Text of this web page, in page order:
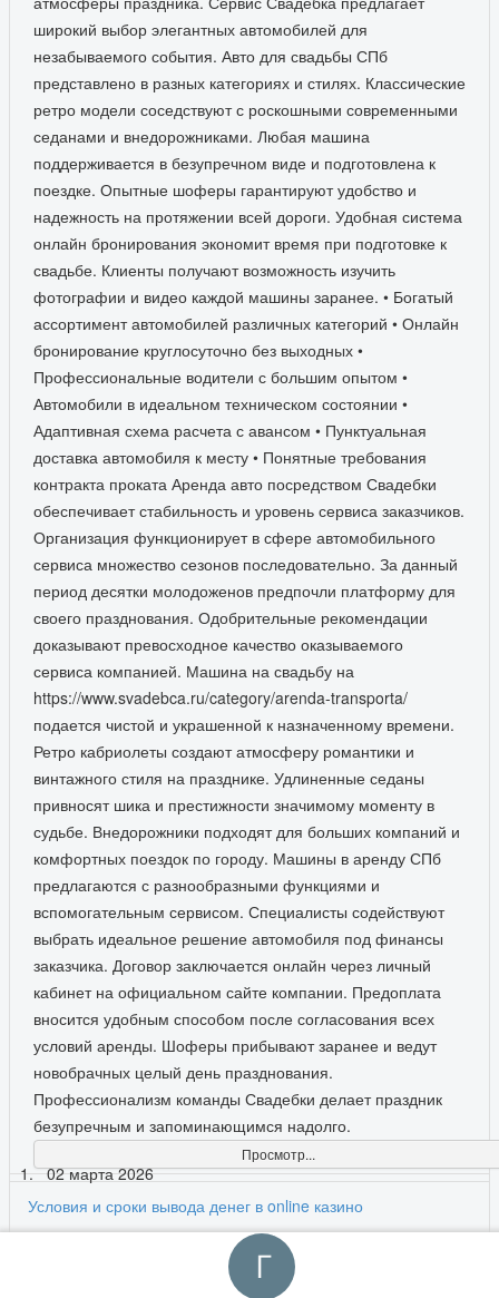
широкий выбор элегантных автомобилей для
незабываемого события. Авто для свадьбы СПб
представлено в разных категориях и стилях. Классические
ретро модели соседствуют с роскошными современными
седанами и внедорожниками. Любая машина
поддерживается в безупречном виде и подготовлена к
поездке. Опытные шоферы гарантируют удобство и
надежность на протяжении всей дороги. Удобная система
онлайн бронирования экономит время при подготовке к
свадьбе. Клиенты получают возможность изучить
фотографии и видео каждой машины заранее. • Богатый
ассортимент автомобилей различных категорий • Онлайн
бронирование круглосуточно без выходных •
Профессиональные водители с большим опытом •
Автомобили в идеальном техническом состоянии •
Адаптивная схема расчета с авансом • Пунктуальная
доставка автомобиля к месту • Понятные требования
контракта проката Аренда авто посредством Свадебки
обеспечивает стабильность и уровень сервиса заказчиков.
Организация функционирует в сфере автомобильного
сервиса множество сезонов последовательно. За данный
период десятки молодоженов предпочли платформу для
своего празднования. Одобрительные рекомендации
доказывают превосходное качество оказываемого
сервиса компанией. Машина на свадьбу на
https://www.svadebca.ru/category/arenda-transporta/
подается чистой и украшенной к назначенному времени.
Ретро кабриолеты создают атмосферу романтики и
винтажного стиля на празднике. Удлиненные седаны
привносят шика и престижности значимому моменту в
судьбе. Внедорожники подходят для больших компаний и
комфортных поездок по городу. Машины в аренду СПб
предлагаются с разнообразными функциями и
вспомогательным сервисом. Специалисты содействуют
выбрать идеальное решение автомобиля под финансы
заказчика. Договор заключается онлайн через личный
кабинет на официальном сайте компании. Предоплата
вносится удобным способом после согласования всех
условий аренды. Шоферы прибывают заранее и ведут
новобрачных целый день празднования.
Профессионализм команды Свадебки делает праздник
безупречным и запоминающимся надолго.
Просмотр...
02 марта 2026
Условия и сроки вывода денег в online казино
В рейтинге казино с выплатами
https://wowgeeks.pro/casino-s-vyvodom/ удобно разбирать,